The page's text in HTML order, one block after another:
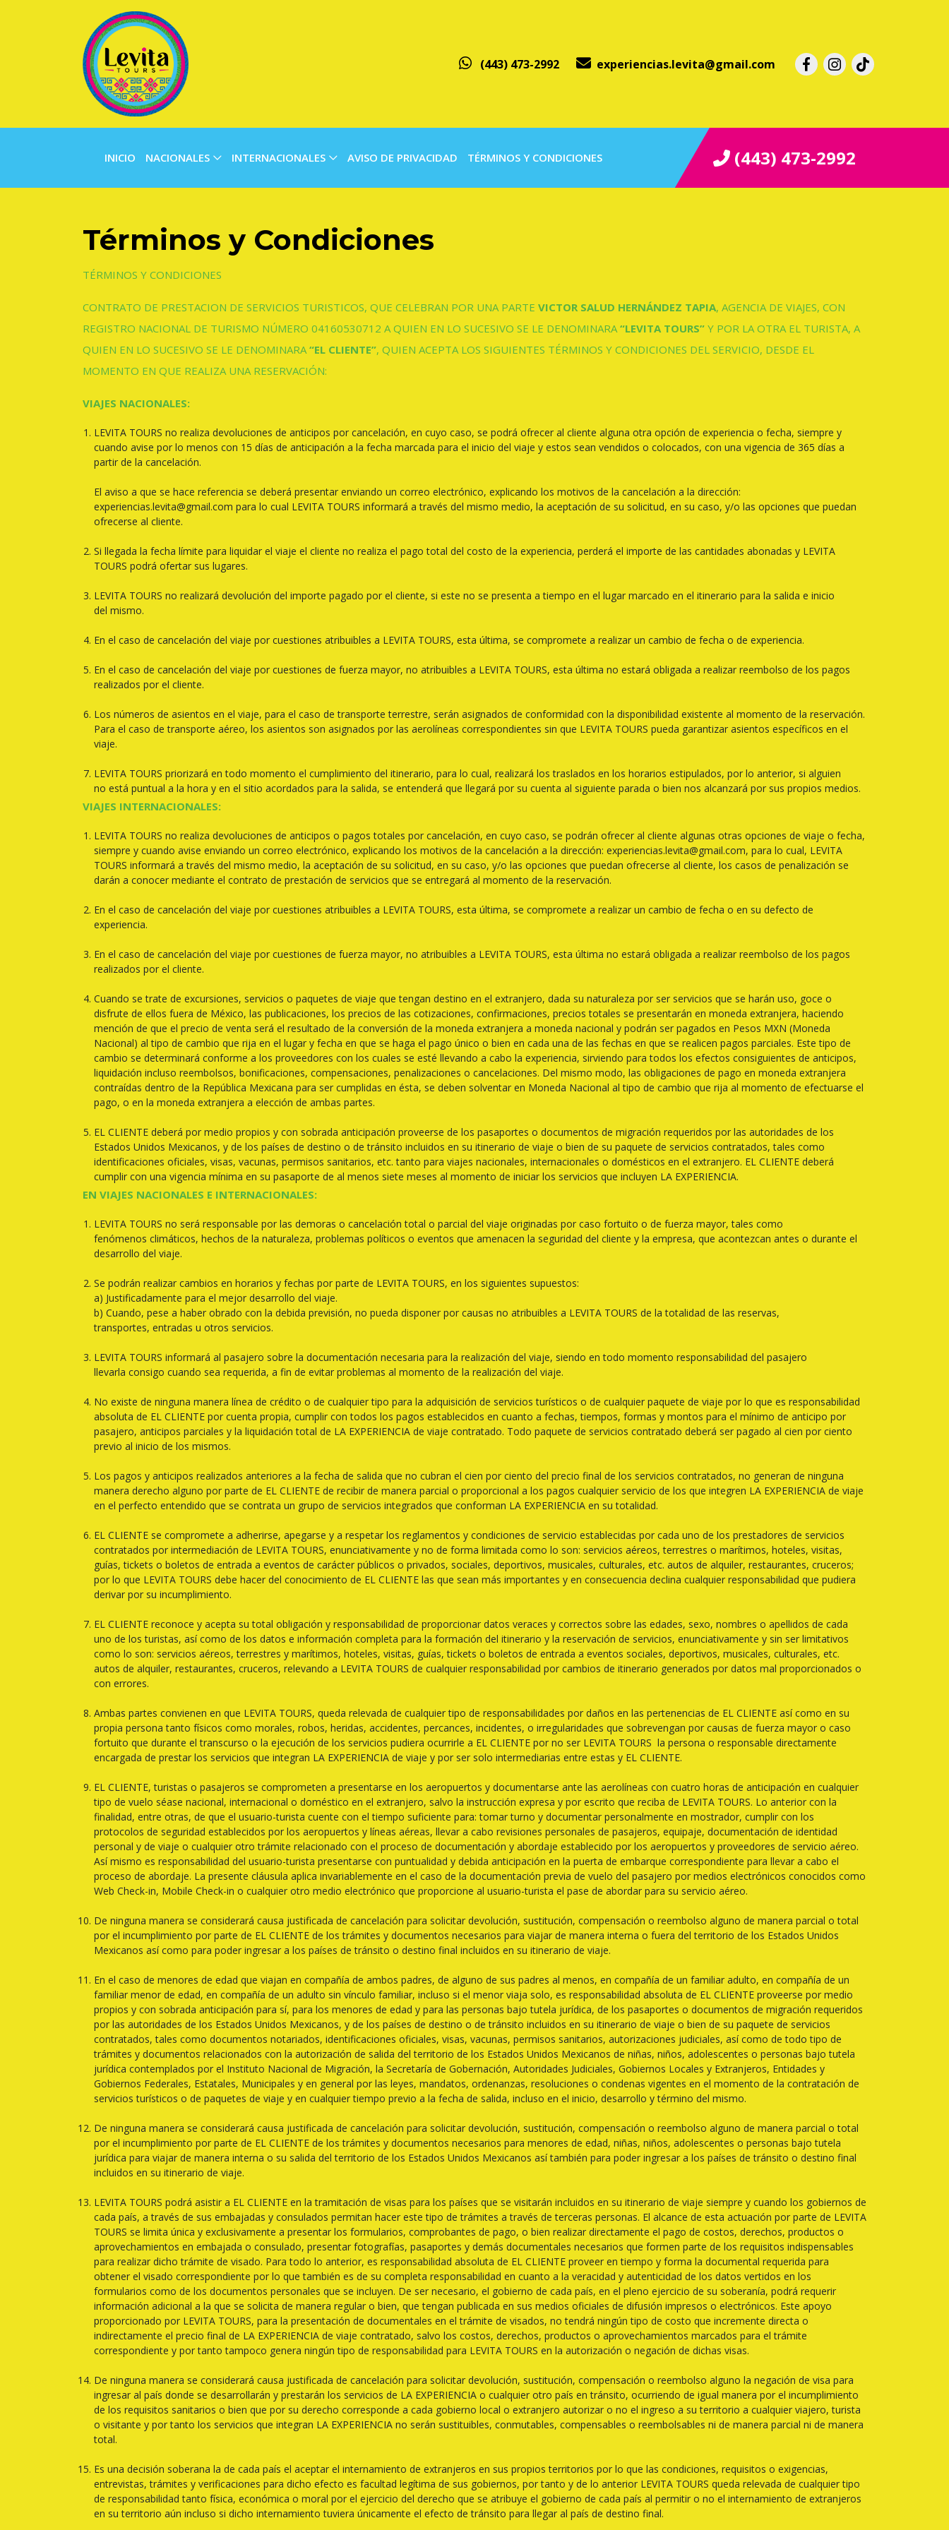
(443) 473-2992 experiencias.levita@gmail.com
INICIO NACIONALES INTERNACIONALES AVISO DE PRIVACIDAD TÉRMINOS Y CONDICIONES (443) 473-2992
Términos y Condiciones
TÉRMINOS Y CONDICIONES
CONTRATO DE PRESTACION DE SERVICIOS TURISTICOS, QUE CELEBRAN POR UNA PARTE VICTOR SALUD HERNÁNDEZ TAPIA, AGENCIA DE VIAJES, CON
REGISTRO NACIONAL DE TURISMO NÚMERO 04160530712 A QUIEN EN LO SUCESIVO SE LE DENOMINARA“LEVITA TOURS” Y POR LA OTRA EL TURISTA, A
QUIEN EN LO SUCESIVO SE LE DENOMINARA“EL CLIENTE”, QUIEN ACEPTA LOS SIGUIENTES TÉRMINOS Y CONDICIONES DEL SERVICIO, DESDE EL
MOMENTO EN QUE REALIZA UNA RESERVACIÓN:
VIAJES NACIONALES:
LEVITA TOURS no realiza devoluciones de anticipos por cancelación, en cuyo caso, se podrá ofrecer al cliente alguna otra opción de experiencia o fecha, siempre y
cuando avise por lo menos con 15 días de anticipación a la fecha marcada para el inicio del viaje y estos sean vendidos o colocados, con una vigencia de 365 días a
partir de la cancelación.
El aviso a que se hace referencia se deberá presentar enviando un correo electrónico, explicando los motivos de la cancelación a la dirección:
experiencias.levita@gmail.com para lo cual LEVITA TOURS informará a través del mismo medio, la aceptación de su solicitud, en su caso, y/o las opciones que puedan
ofrecerse al cliente.
Si llegada la fecha límite para liquidar el viaje el cliente no realiza el pago total del costo de la experiencia, perderá el importe de las cantidades abonadas y LEVITA
TOURS podrá ofertar sus lugares.
LEVITA TOURS no realizará devolución del importe pagado por el cliente, si este no se presenta a tiempo en el lugar marcado en el itinerario para la salida e inicio
del mismo.
En el caso de cancelación del viaje por cuestiones atribuibles a LEVITA TOURS, esta última, se compromete a realizar un cambio de fecha o de experiencia.
En el caso de cancelación del viaje por cuestiones de fuerza mayor, no atribuibles a LEVITA TOURS, esta última no estará obligada a realizar reembolso de los pagos
realizados por el cliente.
Los números de asientos en el viaje, para el caso de transporte terrestre, serán asignados de conformidad con la disponibilidad existente al momento de la reservación.
Para el caso de transporte aéreo, los asientos son asignados por las aerolíneas correspondientes sin que LEVITA TOURS pueda garantizar asientos específicos en el
viaje.
LEVITA TOURS priorizará en todo momento el cumplimiento del itinerario, para lo cual, realizará los traslados en los horarios estipulados, por lo anterior, si alguien
no está puntual a la hora y en el sitio acordados para la salida, se entenderá que llegará por su cuenta al siguiente parada o bien nos alcanzará por sus propios medios.
VIAJES INTERNACIONALES:
LEVITA TOURS no realiza devoluciones de anticipos o pagos totales por cancelación, en cuyo caso, se podrán ofrecer al cliente algunas otras opciones de viaje o fecha,
siempre y cuando avise enviando un correo electrónico, explicando los motivos de la cancelación a la dirección: experiencias.levita@gmail.com, para lo cual, LEVITA
TOURS informará a través del mismo medio, la aceptación de su solicitud, en su caso, y/o las opciones que puedan ofrecerse al cliente, los casos de penalización se
darán a conocer mediante el contrato de prestación de servicios que se entregará al momento de la reservación.
En el caso de cancelación del viaje por cuestiones atribuibles a LEVITA TOURS, esta última, se compromete a realizar un cambio de fecha o en su defecto de
experiencia.
En el caso de cancelación del viaje por cuestiones de fuerza mayor, no atribuibles a LEVITA TOURS, esta última no estará obligada a realizar reembolso de los pagos
realizados por el cliente.
Cuando se trate de excursiones, servicios o paquetes de viaje que tengan destino en el extranjero, dada su naturaleza por ser servicios que se harán uso, goce o
disfrute de ellos fuera de México, las publicaciones, los precios de las cotizaciones, confirmaciones, precios totales se presentarán en moneda extranjera, haciendo
mención de que el precio de venta será el resultado de la conversión de la moneda extranjera a moneda nacional y podrán ser pagados en Pesos MXN (Moneda
Nacional) al tipo de cambio que rija en el lugar y fecha en que se haga el pago único o bien en cada una de las fechas en que se realicen pagos parciales. Este tipo de
cambio se determinará conforme a los proveedores con los cuales se esté llevando a cabo la experiencia, sirviendo para todos los efectos consiguientes de anticipos,
liquidación incluso reembolsos, bonificaciones, compensaciones, penalizaciones o cancelaciones. Del mismo modo, las obligaciones de pago en moneda extranjera
contraídas dentro de la República Mexicana para ser cumplidas en ésta, se deben solventar en Moneda Nacional al tipo de cambio que rija al momento de efectuarse el
pago, o en la moneda extranjera a elección de ambas partes.
EL CLIENTE deberá por medio propios y con sobrada anticipación proveerse de los pasaportes o documentos de migración requeridos por las autoridades de los
Estados Unidos Mexicanos, y de los países de destino o de tránsito incluidos en su itinerario de viaje o bien de su paquete de servicios contratados, tales como
identificaciones oficiales, visas, vacunas, permisos sanitarios, etc. tanto para viajes nacionales, internacionales o domésticos en el extranjero. EL CLIENTE deberá
cumplir con una vigencia mínima en su pasaporte de al menos siete meses al momento de iniciar los servicios que incluyen LA EXPERIENCIA.
EN VIAJES NACIONALES E INTERNACIONALES:
LEVITA TOURS no será responsable por las demoras o cancelación total o parcial del viaje originadas por caso fortuito o de fuerza mayor, tales como
fenómenos climáticos, hechos de la naturaleza, problemas políticos o eventos que amenacen la seguridad del cliente y la empresa, que acontezcan antes o durante el
desarrollo del viaje.
Se podrán realizar cambios en horarios y fechas por parte de LEVITA TOURS, en los siguientes supuestos:
a) Justificadamente para el mejor desarrollo del viaje.
b) Cuando, pese a haber obrado con la debida previsión, no pueda disponer por causas no atribuibles a LEVITA TOURS de la totalidad de las reservas,
transportes, entradas u otros servicios.
LEVITA TOURS informará al pasajero sobre la documentación necesaria para la realización del viaje, siendo en todo momento responsabilidad del pasajero
llevarla consigo cuando sea requerida, a fin de evitar problemas al momento de la realización del viaje.
No existe de ninguna manera línea de crédito o de cualquier tipo para la adquisición de servicios turísticos o de cualquier paquete de viaje por lo que es responsabilidad
absoluta de EL CLIENTE por cuenta propia, cumplir con todos los pagos establecidos en cuanto a fechas, tiempos, formas y montos para el mínimo de anticipo por
pasajero, anticipos parciales y la liquidación total de LA EXPERIENCIA de viaje contratado. Todo paquete de servicios contratado deberá ser pagado al cien por ciento
previo al inicio de los mismos.
Los pagos y anticipos realizados anteriores a la fecha de salida que no cubran el cien por ciento del precio final de los servicios contratados, no generan de ninguna
manera derecho alguno por parte de EL CLIENTE de recibir de manera parcial o proporcional a los pagos cualquier servicio de los que integren LA EXPERIENCIA de viaje
en el perfecto entendido que se contrata un grupo de servicios integrados que conforman LA EXPERIENCIA en su totalidad.
EL CLIENTE se compromete a adherirse, apegarse y a respetar los reglamentos y condiciones de servicio establecidas por cada uno de los prestadores de servicios
contratados por intermediación de LEVITA TOURS, enunciativamente y no de forma limitada como lo son: servicios aéreos, terrestres o marítimos, hoteles, visitas,
guías, tickets o boletos de entrada a eventos de carácter públicos o privados, sociales, deportivos, musicales, culturales, etc. autos de alquiler, restaurantes, cruceros;
por lo que LEVITA TOURS debe hacer del conocimiento de EL CLIENTE las que sean más importantes y en consecuencia declina cualquier responsabilidad que pudiera
derivar por su incumplimiento.
EL CLIENTE reconoce y acepta su total obligación y responsabilidad de proporcionar datos veraces y correctos sobre las edades, sexo, nombres o apellidos de cada
uno de los turistas, así como de los datos e información completa para la formación del itinerario y la reservación de servicios, enunciativamente y sin ser limitativos
como lo son: servicios aéreos, terrestres y marítimos, hoteles, visitas, guías, tickets o boletos de entrada a eventos sociales, deportivos, musicales, culturales, etc.
autos de alquiler, restaurantes, cruceros, relevando a LEVITA TOURS de cualquier responsabilidad por cambios de itinerario generados por datos mal proporcionados o
con errores.
Ambas partes convienen en que LEVITA TOURS, queda relevada de cualquier tipo de responsabilidades por daños en las pertenencias de EL CLIENTE así como en su
propia persona tanto físicos como morales, robos, heridas, accidentes, percances, incidentes, o irregularidades que sobrevengan por causas de fuerza mayor o caso
fortuito que durante el transcurso o la ejecución de los servicios pudiera ocurrirle a EL CLIENTE por no ser LEVITA TOURS la persona o responsable directamente
encargada de prestar los servicios que integran LA EXPERIENCIA de viaje y por ser solo intermediarias entre estas y EL CLIENTE.
EL CLIENTE, turistas o pasajeros se comprometen a presentarse en los aeropuertos y documentarse ante las aerolíneas con cuatro horas de anticipación en cualquier
tipo de vuelo séase nacional, internacional o doméstico en el extranjero, salvo la instrucción expresa y por escrito que reciba de LEVITA TOURS. Lo anterior con la
finalidad, entre otras, de que el usuario-turista cuente con el tiempo suficiente para: tomar turno y documentar personalmente en mostrador, cumplir con los
protocolos de seguridad establecidos por los aeropuertos y líneas aéreas, llevar a cabo revisiones personales de pasajeros, equipaje, documentación de identidad
personal y de viaje o cualquier otro trámite relacionado con el proceso de documentación y abordaje establecido por los aeropuertos y proveedores de servicio aéreo.
Así mismo es responsabilidad del usuario-turista presentarse con puntualidad y debida anticipación en la puerta de embarque correspondiente para llevar a cabo el
proceso de abordaje. La presente cláusula aplica invariablemente en el caso de la documentación previa de vuelo del pasajero por medios electrónicos conocidos como
Web Check-in, Mobile Check-in o cualquier otro medio electrónico que proporcione al usuario-turista el pase de abordar para su servicio aéreo.
De ninguna manera se considerará causa justificada de cancelación para solicitar devolución, sustitución, compensación o reembolso alguno de manera parcial o total
por el incumplimiento por parte de EL CLIENTE de los trámites y documentos necesarios para viajar de manera interna o fuera del territorio de los Estados Unidos
Mexicanos así como para poder ingresar a los países de tránsito o destino final incluidos en su itinerario de viaje.
En el caso de menores de edad que viajan en compañía de ambos padres, de alguno de sus padres al menos, en compañía de un familiar adulto, en compañía de un
familiar menor de edad, en compañía de un adulto sin vínculo familiar, incluso si el menor viaja solo, es responsabilidad absoluta de EL CLIENTE proveerse por medio
propios y con sobrada anticipación para sí, para los menores de edad y para las personas bajo tutela jurídica, de los pasaportes o documentos de migración requeridos
por las autoridades de los Estados Unidos Mexicanos, y de los países de destino o de tránsito incluidos en su itinerario de viaje o bien de su paquete de servicios
contratados, tales como documentos notariados, identificaciones oficiales, visas, vacunas, permisos sanitarios, autorizaciones judiciales, así como de todo tipo de
trámites y documentos relacionados con la autorización de salida del territorio de los Estados Unidos Mexicanos de niñas, niños, adolescentes o personas bajo tutela
jurídica contemplados por el Instituto Nacional de Migración, la Secretaría de Gobernación, Autoridades Judiciales, Gobiernos Locales y Extranjeros, Entidades y
Gobiernos Federales, Estatales, Municipales y en general por las leyes, mandatos, ordenanzas, resoluciones o condenas vigentes en el momento de la contratación de
servicios turísticos o de paquetes de viaje y en cualquier tiempo previo a la fecha de salida, incluso en el inicio, desarrollo y término del mismo.
De ninguna manera se considerará causa justificada de cancelación para solicitar devolución, sustitución, compensación o reembolso alguno de manera parcial o total
por el incumplimiento por parte de EL CLIENTE de los trámites y documentos necesarios para menores de edad, niñas, niños, adolescentes o personas bajo tutela
jurídica para viajar de manera interna o su salida del territorio de los Estados Unidos Mexicanos así también para poder ingresar a los países de tránsito o destino final
incluidos en su itinerario de viaje.
LEVITA TOURS podrá asistir a EL CLIENTE en la tramitación de visas para los países que se visitarán incluidos en su itinerario de viaje siempre y cuando los gobiernos de
cada país, a través de sus embajadas y consulados permitan hacer este tipo de trámites a través de terceras personas. El alcance de esta actuación por parte de LEVITA
TOURS se limita única y exclusivamente a presentar los formularios, comprobantes de pago, o bien realizar directamente el pago de costos, derechos, productos o
aprovechamientos en embajada o consulado, presentar fotografías, pasaportes y demás documentales necesarios que formen parte de los requisitos indispensables
para realizar dicho trámite de visado. Para todo lo anterior, es responsabilidad absoluta de EL CLIENTE proveer en tiempo y forma la documental requerida para
obtener el visado correspondiente por lo que también es de su completa responsabilidad en cuanto a la veracidad y autenticidad de los datos vertidos en los
formularios como de los documentos personales que se incluyen. De ser necesario, el gobierno de cada país, en el pleno ejercicio de su soberanía, podrá requerir
información adicional a la que se solicita de manera regular o bien, que tengan publicada en sus medios oficiales de difusión impresos o electrónicos. Este apoyo
proporcionado por LEVITA TOURS, para la presentación de documentales en el trámite de visados, no tendrá ningún tipo de costo que incremente directa o
indirectamente el precio final de LA EXPERIENCIA de viaje contratado, salvo los costos, derechos, productos o aprovechamientos marcados para el trámite
correspondiente y por tanto tampoco genera ningún tipo de responsabilidad para LEVITA TOURS en la autorización o negación de dichas visas.
De ninguna manera se considerará causa justificada de cancelación para solicitar devolución, sustitución, compensación o reembolso alguno la negación de visa para
ingresar al país donde se desarrollarán y prestarán los servicios de LA EXPERIENCIA o cualquier otro país en tránsito, ocurriendo de igual manera por el incumplimiento
de los requisitos sanitarios o bien que por su derecho corresponde a cada gobierno local o extranjero autorizar o no el ingreso a su territorio a cualquier viajero, turista
o visitante y por tanto los servicios que integran LA EXPERIENCIA no serán sustituibles, conmutables, compensables o reembolsables ni de manera parcial ni de manera
total.
Es una decisión soberana la de cada país el aceptar el internamiento de extranjeros en sus propios territorios por lo que las condiciones, requisitos o exigencias,
entrevistas, trámites y verificaciones para dicho efecto es facultad legítima de sus gobiernos, por tanto y de lo anterior LEVITA TOURS queda relevada de cualquier tipo
de responsabilidad tanto física, económica o moral por el ejercicio del derecho que se atribuye el gobierno de cada país al permitir o no el internamiento de extranjeros
en su territorio aún incluso si dicho internamiento tuviera únicamente el efecto de tránsito para llegar al país de destino final.